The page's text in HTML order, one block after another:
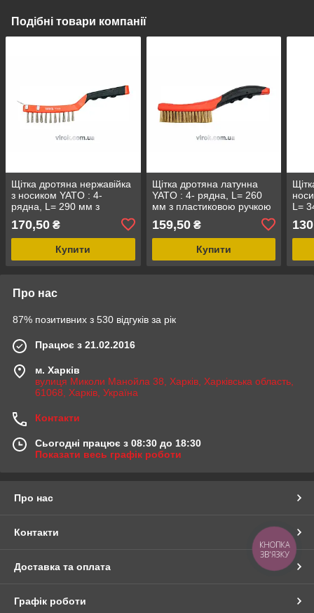
Подібні товари компанії
Щітка дротяна нержавійка
з носиком YATO : 4-
рядна, L= 290 мм з
[12/72]
170,50 ₴
Купити
Щітка дротяна латунна
YATO : 4- рядна, L= 260
мм з пластиковою ручкою
159,50₴
Купити
L=
130
Про нас
87% позитивних з 530 відгуків за рік
Працює з 21.02.2016
м. Харків
вулиця Миколи Манойла 38, Харків, Харківська область,
61068, Харків, Україна
Контакти
Сьогодні працює з 08:30 до 18:30
Показати весь графік роботи
Про нас
Контакти
Доставка та оплата
Графік роботи
КНОПКА
ЗВ'ЯЗКУ